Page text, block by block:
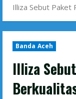
Illiza Sebut Paket
Banda Aceh
Illiza